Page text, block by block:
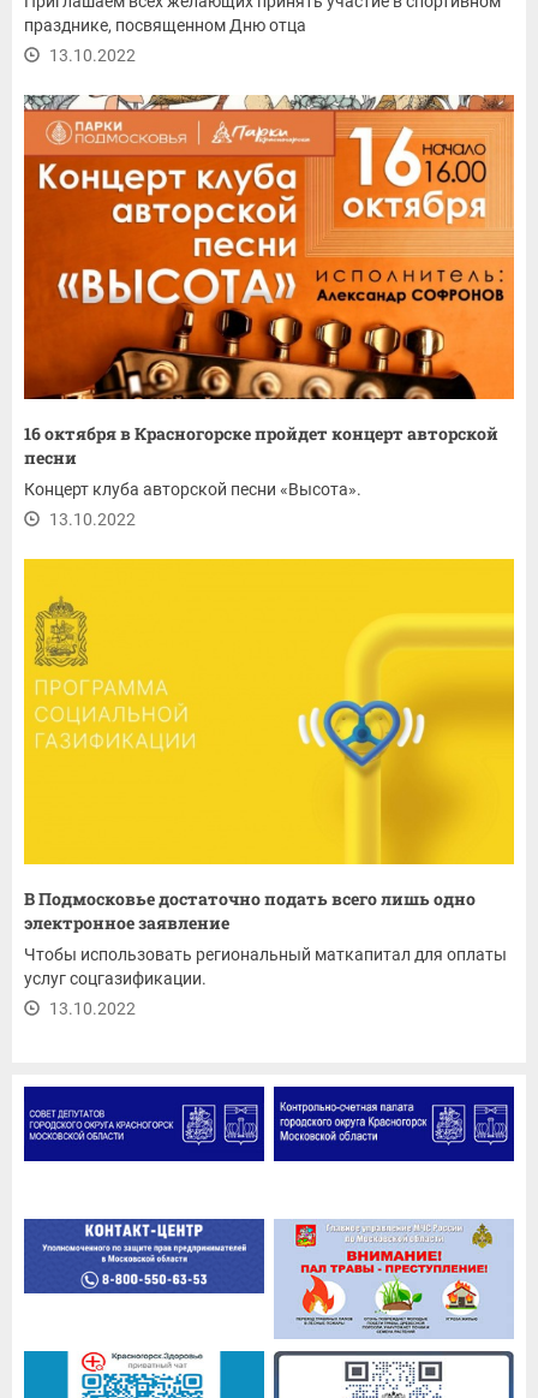
празднике, посвященном Дню отца
13.10.2022
16 октября в Красногорске пройдет концерт авторской
песни
Концерт клуба авторской песни «Высота».
13.10.2022
В Подмосковье достаточно подать всего лишь одно
электронное заявление
Чтобы использовать региональный маткапитал для оплаты
услуг соцгазификации.
13.10.2022